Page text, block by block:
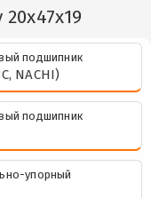
подшипник
NACHI)
подшипник
упорный